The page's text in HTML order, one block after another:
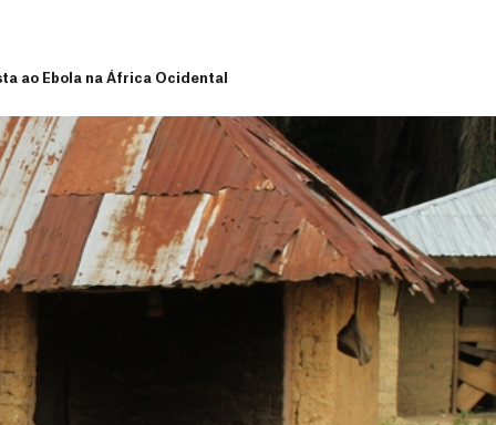
ao Ebola na África Ocidental